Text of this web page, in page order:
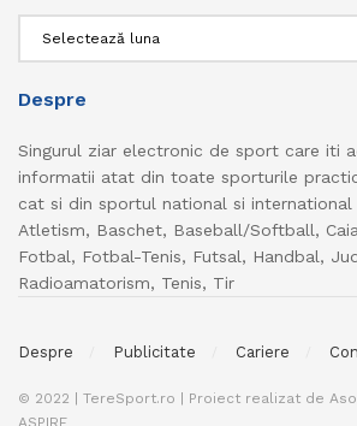
Despre
Singurul ziar electronic de sport care iti
informatii atat din toate sporturile
cat si din sportul national si international
Atletism, Baschet, Baseball/Softball,
Fotbal, Fotbal-Tenis, Futsal, Handbal,
Radioamatorism, Tenis, Tir
Despre Publicitate Cariere
© 2022 | TereSport.ro | Proiect realizat de
ASPIRE